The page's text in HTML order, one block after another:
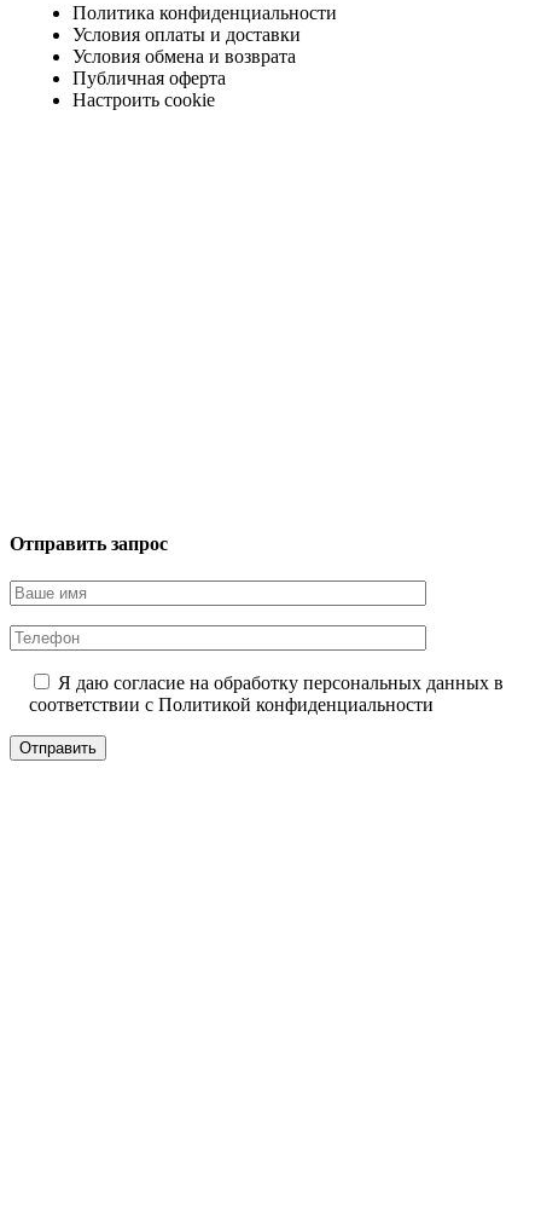
Политика конфиденциальности
Условия оплаты и доставки
Условия обмена и возврата
Публичная оферта
Настроить cookie
Отправить запрос
Я даю согласие на обработку персональных данных в
соответствии с Политикой конфиденциальности